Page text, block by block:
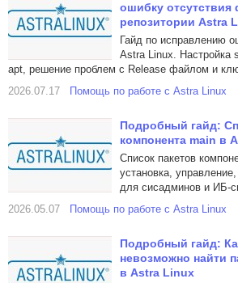
ошибку отсутствия
репозитории Astra
Гайд по исправлению
Astra Linux. Настройка
apt, решение проблем с Release файлом и
2026.07.17
Помощь по работе с Astra Linux
Подробный гайд:
компонента main в
Список пакетов
установка,
для сисадминов и ИБ-
2026.05.07
Помощь по работе с Astra Linux
Подробный гайд:
невозможно найти
в Astra Linux